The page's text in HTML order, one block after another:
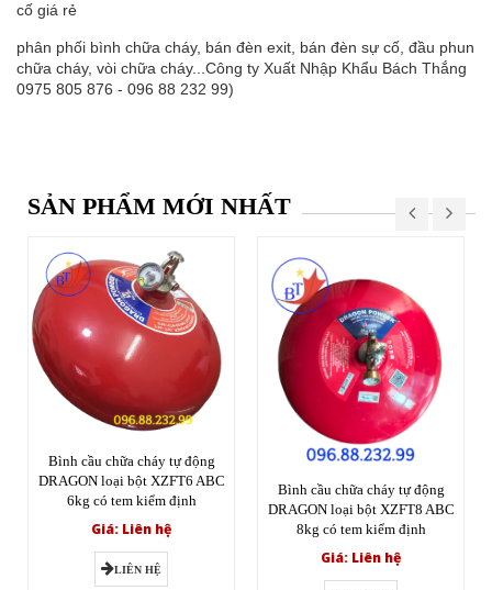
cố giá rẻ
phân phối bình chữa cháy, bán đèn exit, bán đèn sự cố, đầu phun
chữa cháy, vòi chữa cháy...Công ty Xuất Nhập Khẩu Bách Thắng
0975 805 876 - 096 88 232 99)
SẢN PHẨM MỚI NHẤT
Bình cầu chữa cháy tự động
DRAGON loại bột XZFT6 ABC
6kg có tem kiểm định
Giá: Liên hệ
LIÊN HỆ
Bình cầu chữa cháy tự động
DRAGON loại bột XZFT8 ABC
8kg có tem kiểm định
Giá: Liên hệ